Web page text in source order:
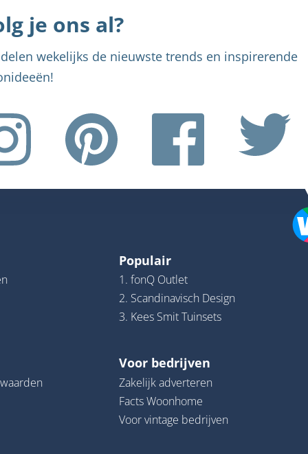
je ons al?
wekelijks de nieuwste trends en inspirerende
Populair
1. fonQ Outlet
2. Scandinavisch Design
3. Kees Smit Tuinsets
Voor bedrijven
Zakelijk adverteren
Facts Woonhome
Voor vintage bedrijven